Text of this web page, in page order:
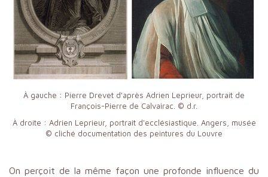
À gauche : Pierre Drevet d'après Adrien Leprieur, portrait de
François-Pierre de Calvairac. © d.r.
À droite : Adrien Leprieur, portrait d'ecclésiastique. Angers, musée
© cliché documentation des peintures du Louvre
On perçoit de la même façon une profonde influence du